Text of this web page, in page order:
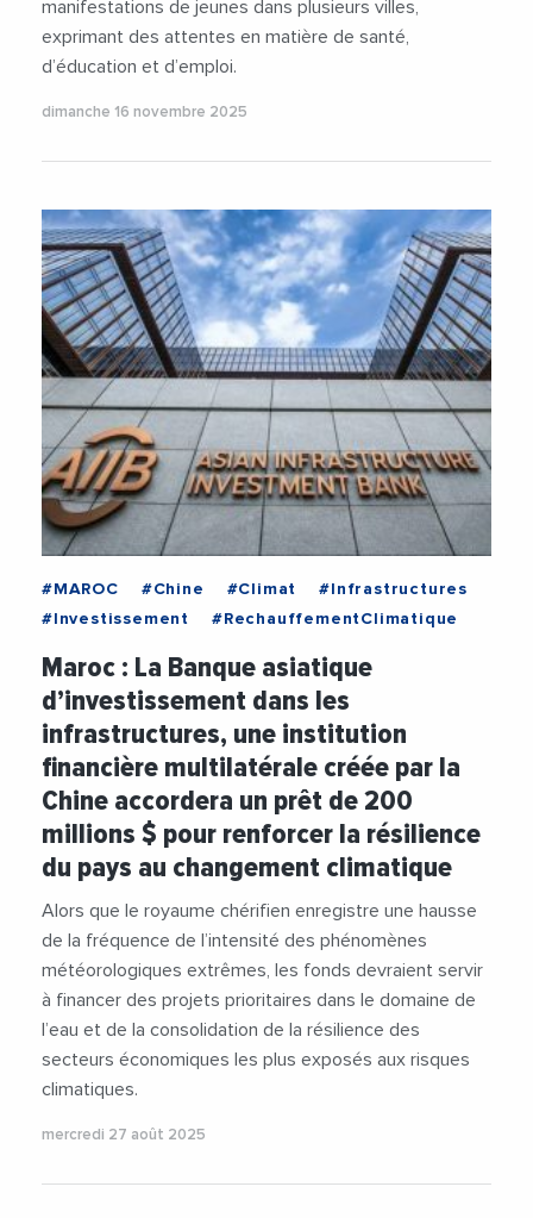
manifestations de jeunes dans plusieurs villes,
exprimant des attentes en matière de santé,
d’éducation et d’emploi.
dimanche 16 novembre 2025
#MAROC #Chine #Climat
#Infrastructures
#Investissement
#RechauffementClimatique
Maroc : La Banque asiatique
d’investissement dans les
infrastructures, une institution
financière multilatérale créée par la
Chine accordera un prêt de 200
millions $ pour renforcer la résilience
du pays au changement climatique
Alors que le royaume chérifien enregistre une hausse
de la fréquence de l’intensité des phénomènes
météorologiques extrêmes, les fonds devraient servir
à financer des projets prioritaires dans le domaine de
l’eau et de la consolidation de la résilience des
secteurs économiques les plus exposés aux risques
climatiques.
mercredi 27 août 2025